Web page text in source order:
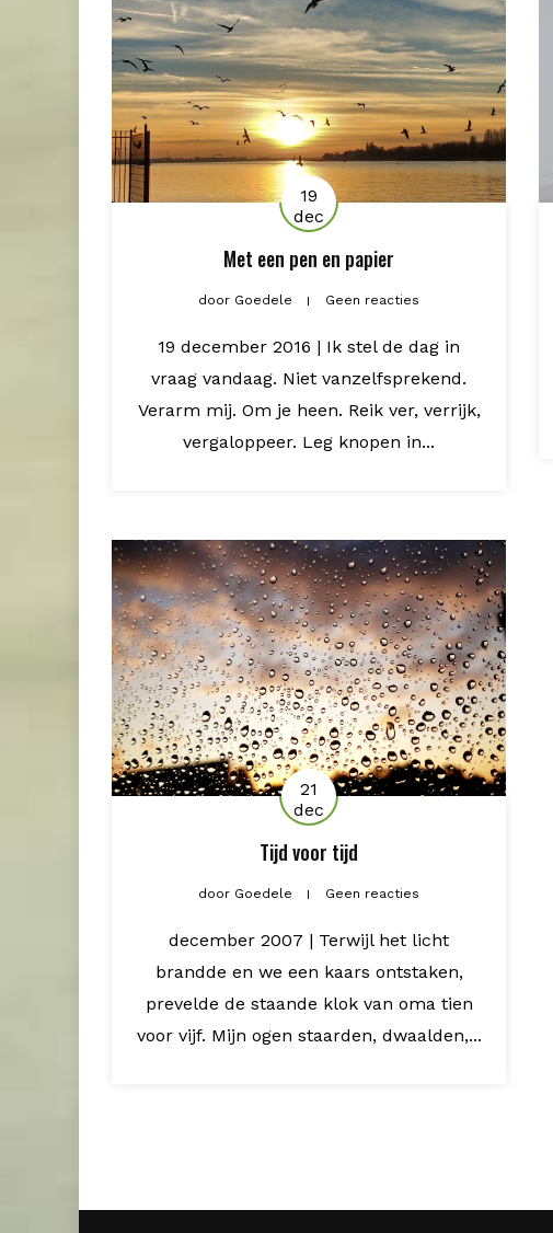
19
dec
Met een pen en papier
door Goedele Geen reacties
19 december 2016 | Ik stel de dag in
vraag vandaag. Niet vanzelfsprekend.
Verarm mij. Om je heen. Reik ver, verrijk,
vergaloppeer. Leg knopen in...
21
dec
Tijd voor tijd
door Goedele Geen reacties
december 2007 | Terwijl het licht
brandde en we een kaars ontstaken,
prevelde de staande klok van oma tien
voor vijf. Mijn ogen staarden, dwaalden,...